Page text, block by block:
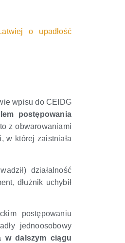
o upadłość
wpisu do CEIDG
postępowania
z obwarowaniami
w której zaistniała
działalność
dłużnik uchybił
postępowaniu
jednoosobowy
w dalszym ciągu